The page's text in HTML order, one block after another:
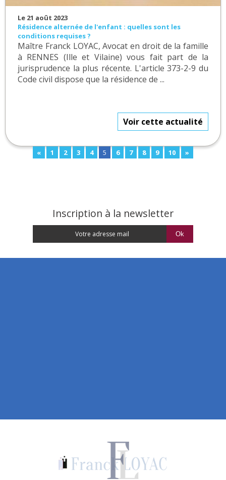
Le 21 août 2023
Résidence alternée de l'enfant : quelles sont les
conditions requises ?
Maître Franck LOYAC, Avocat en droit de la famille
à RENNES (Ille et Vilaine) vous fait part de la
jurisprudence la plus récente. L'article 373-2-9 du
Code civil dispose que la résidence de ...
Voir cette actualité
« 1 2 3 4 5 6 7 8 9 10 »
Inscription à la newsletter